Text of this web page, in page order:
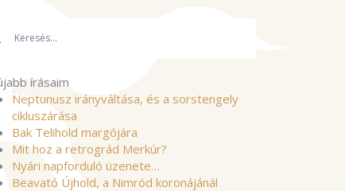
írásaim
Neptunusz irányváltása, és a sorstengely
cikluszárása
Bak Telihold margójára
Mit hoz a retrográd Merkúr?
Nyári napforduló üzenete…
Beavató Újhold, a Nimród koronájánál